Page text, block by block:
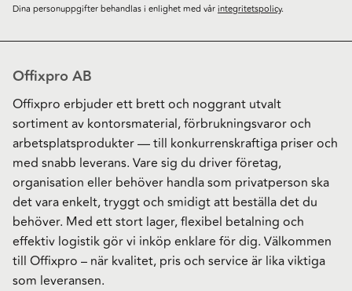
Dina personuppgifter behandlas i enlighet med vårintegritetspolicy.
Offixpro AB
Offixpro erbjuder ett brett och noggrant utvalt
sortiment av kontorsmaterial, förbrukningsvaror och
arbetsplatsprodukter — till konkurrenskraftiga priser och
med snabb leverans. Vare sig du driver företag,
organisation eller behöver handla som privatperson ska
det vara enkelt, tryggt och smidigt att beställa det du
behöver. Med ett stort lager, flexibel betalning och
effektiv logistik gör vi inköp enklare för dig. Välkommen
till Offixpro – när kvalitet, pris och service är lika viktiga
som leveransen.